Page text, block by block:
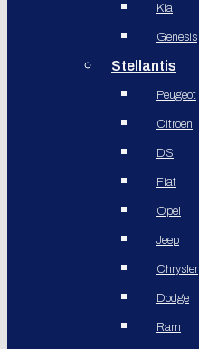
Kia
Genesis
Stellantis
Peugeot
Citroen
DS
Fiat
Opel
Jeep
Chrysler
Dodge
Ram